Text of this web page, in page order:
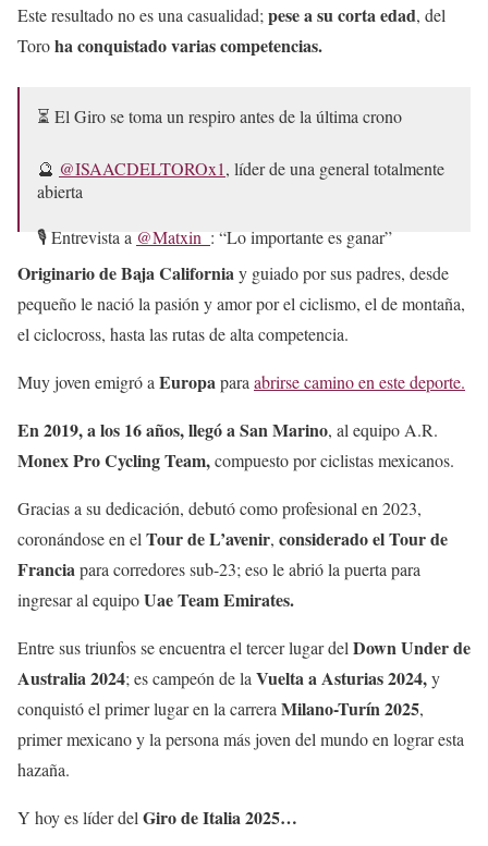
Este resultado no es una casualidad; pese a su corta edad, del
Toroha conquistado varias competencias.
⏳ El Giro se toma un respiro antes de la última crono
🔮 @ISAACDELTOROx1, líder de una general totalmente
abierta
🎙️ Entrevista a @Matxin_ : “Lo importante es ganar”
➡
https://t.co/UjpA0pV09t
🎙 Podcast oficial:@ElMaillot_|@ITAtradeagency
Originario de Baja Californiay guiado por sus padres, desde
pequeño le nació la pasión y amor por el ciclismo, el de montaña,
el ciclocross, hasta las rutas de alta competencia.
Muy joven emigró a Europapara abrirse camino en este deporte.
En 2019, a los 16 años, llegó a San Marino, al equipo A.R.
Monex Pro Cycling Team,compuesto por ciclistas mexicanos.
Gracias a su dedicación, debutó como profesional en 2023,
coronándose en el Tour de L’avenir, considerado el Tour de
Franciapara corredores sub-23; eso le abrió la puerta para
ingresar al equipoUae Team Emirates.
Entre sus triunfos se encuentra el tercer lugar del Down Under de
Australia 2024; es campeón de la Vuelta a Asturias 2024,y
conquistó el primer lugar en la carrera Milano-Turín 2025,
primer mexicano y la persona más joven del mundo en lograr esta
hazaña.
Y hoy es líder del Giro de Italia 2025…